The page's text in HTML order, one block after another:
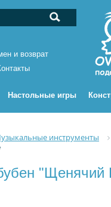
и возврат
Настольные игры
инструменты
"Щенячий